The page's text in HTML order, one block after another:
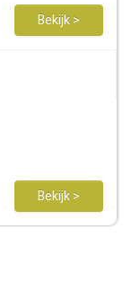
Bekijk >
Bekijk >